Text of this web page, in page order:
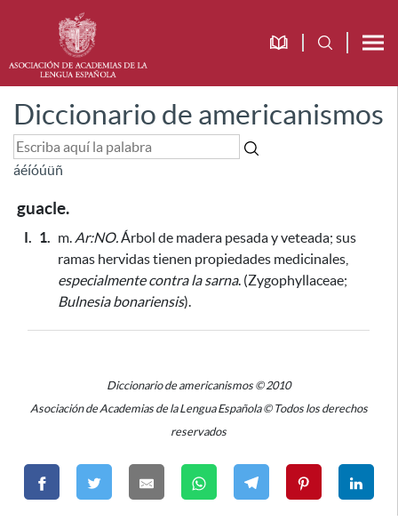
Diccionario de americanismos
áéíóúüñ
guacle.
I. 1. m. Ar:NO.Árbol de madera pesada y veteada; sus
ramas hervidas tienen propiedades medicinales,
especialmente contra la sarna. (Zygophyllaceae;
Bulnesia bonariensis).
Diccionario de americanismos © 2010
Asociación de Academias de la Lengua Española © Todos los derechos
reservados